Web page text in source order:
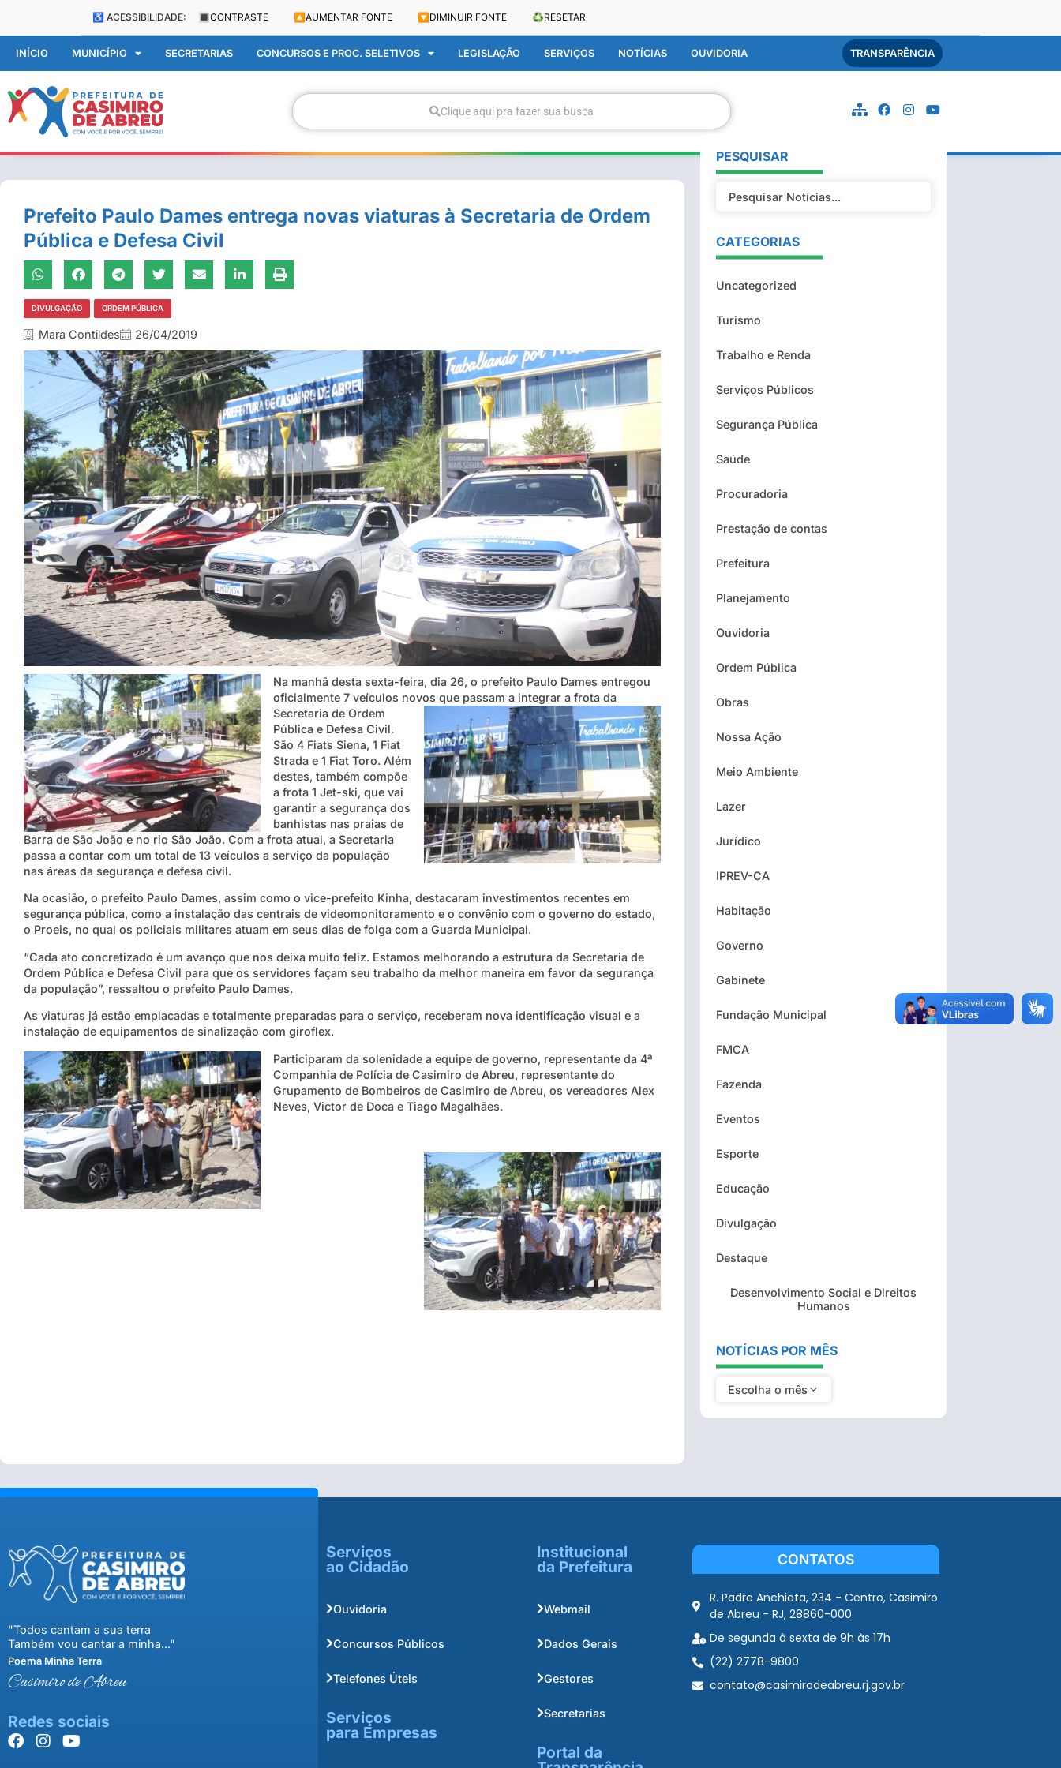
♿ ACESSIBILIDADE: 🔳 CONTRASTE 🔼 AUMENTAR FONTE 🔽 DIMINUIR FONTE ♻️RESETAR
INÍCIO MUNICÍPIO SECRETARIAS CONCURSOS E PROC. SELETIVOS LEGISLAÇÃO SERVIÇOS NOTÍCIAS OUVIDORIA TRANSPARÊNCIA
Clique aqui pra fazer sua busca
Prefeito Paulo Dames entrega novas viaturas à Secretaria de Ordem
Pública e Defesa Civil
DIVULGAÇÃO ORDEM PÚBLICA
Mara Contildes 26/04/2019
Na manhã desta sexta-feira, dia 26, o prefeito Paulo Dames entregou
oficialmente 7 veículos novos que passam a integrar a frota da
Secretaria de Ordem
Pública e Defesa Civil.
São 4 Fiats Siena, 1 Fiat
Strada e 1 Fiat Toro. Além
destes, também compõe
a frota 1 Jet-ski, que vai
garantir a segurança dos
banhistas nas praias de
Barra de São João e no rio São João. Com a frota atual, a Secretaria
passa a contar com um total de 13 veículos a serviço da população
nas áreas da segurança e defesa civil.
Na ocasião, o prefeito Paulo Dames, assim como o vice-prefeito Kinha, destacaram investimentos recentes em
segurança pública, como a instalação das centrais de videomonitoramento e o convênio com o governo do estado,
o Proeis, no qual os policiais militares atuam em seus dias de folga com a Guarda Municipal.
“Cada ato concretizado é um avanço que nos deixa muito feliz. Estamos melhorando a estrutura da Secretaria de
Ordem Pública e Defesa Civil para que os servidores façam seu trabalho da melhor maneira em favor da segurança
da população”, ressaltou o prefeito Paulo Dames.
As viaturas já estão emplacadas e totalmente preparadas para o serviço, receberam nova identificação visual e a
instalação de equipamentos de sinalização com giroflex.
Participaram da solenidade a equipe de governo, representante da 4ª
Companhia de Polícia de Casimiro de Abreu, representante do
Grupamento de Bombeiros de Casimiro de Abreu, os vereadores Alex
Neves, Victor de Doca e Tiago Magalhães.
PESQUISAR
CATEGORIAS
Uncategorized
Turismo
Trabalho e Renda
Serviços Públicos
Segurança Pública
Saúde
Procuradoria
Prestação de contas
Prefeitura
Planejamento
Ouvidoria
Ordem Pública
Obras
Nossa Ação
Meio Ambiente
Lazer
Jurídico
IPREV-CA
Habitação
Governo
Gabinete
Fundação Municipal
FMCA
Fazenda
Eventos
Esporte
Educação
Divulgação
Destaque
Desenvolvimento Social e Direitos
Humanos
NOTÍCIAS POR MÊS
Escolha o mês
"Todos cantam a sua terra
Também vou cantar a minha..."
Poema Minha Terra
Casimiro de Abreu
Redes sociais
Serviços
ao Cidadão
Ouvidoria
Concursos Públicos
Telefones Úteis
Serviços
para Empresas
Institucional
da Prefeitura
Webmail
Dados Gerais
Gestores
Secretarias
Portal da
CONTATOS
R. Padre Anchieta, 234 - Centro, Casimiro
de Abreu - RJ, 28860-000
De segunda à sexta de 9h às 17h
(22) 2778-9800
contato@casimirodeabreu.rj.gov.br